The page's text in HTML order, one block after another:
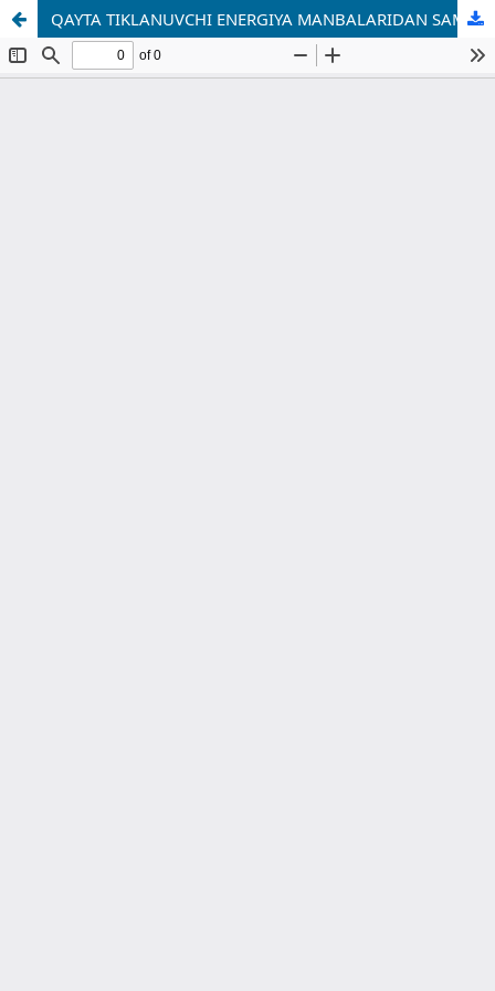
QAYTA TIKLANUVCHI ENERGIYA MANBALARIDAN SAMARALI FOYDALANISH VA ENERGIYA SAQLASH TIZIMLARINI RIVOJLANTIRISH ISTIQBOLLARI